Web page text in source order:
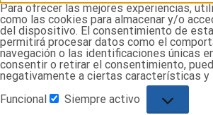
Para ofrecer las mejores experiencias,
como las cookies para almacenar y/o
del dispositivo. El consentimiento de
permitirá procesar datos como el
navegación o las identificaciones únicas
consentir o retirar el consentimiento,
negativamente a ciertas características y
Funcional
Funcional
Siempre activo